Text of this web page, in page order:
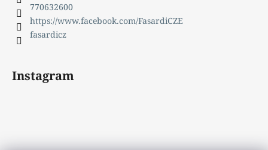
770632600
https://www.facebook.com/FasardiCZE
fasardicz
Instagram